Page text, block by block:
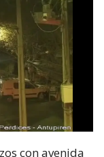
con avenida